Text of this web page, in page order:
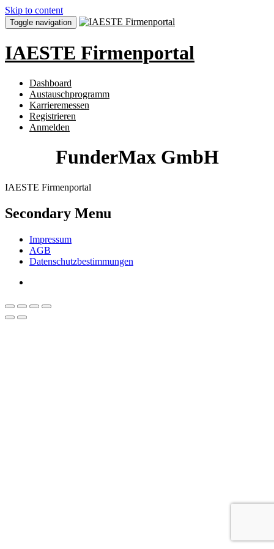
Skip to content
Toggle navigation
IAESTE Firmenportal
Dashboard
Austauschprogramm
Karrieremessen
Registrieren
Anmelden
FunderMax GmbH
IAESTE Firmenportal
Secondary Menu
Impressum
AGB
Datenschutzbestimmungen